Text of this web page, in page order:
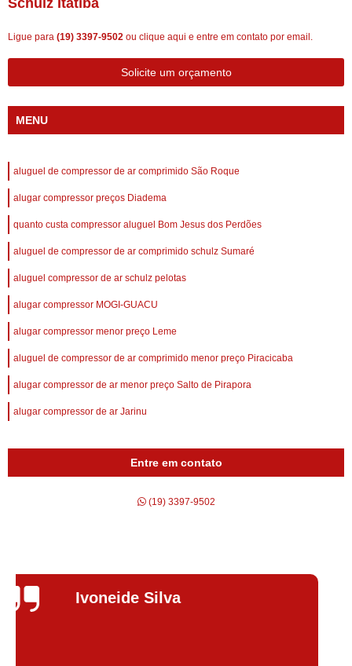
Schulz Itatiba
Ligue para (19) 3397-9502 ou clique aqui e entre em contato por email.
Solicite um orçamento
MENU
aluguel de compressor de ar comprimido São Roque
alugar compressor preços Diadema
quanto custa compressor aluguel Bom Jesus dos Perdões
aluguel de compressor de ar comprimido schulz Sumaré
aluguel compressor de ar schulz pelotas
alugar compressor MOGI-GUACU
alugar compressor menor preço Leme
aluguel de compressor de ar comprimido menor preço Piracicaba
alugar compressor de ar menor preço Salto de Pirapora
alugar compressor de ar Jarinu
Entre em contato
(19) 3397-9502
Silvana Alves